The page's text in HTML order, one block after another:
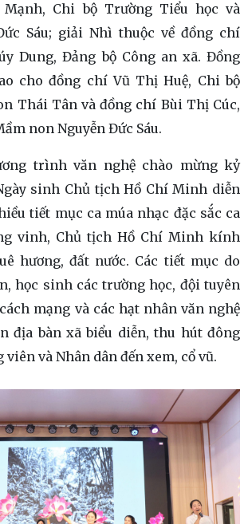
Mạnh, Chi bộ Trường Tiểu học và
Sáu; giải Nhì thuộc về đồng chí
Dung, Đảng bộ Công an xã. Đồng
cho đồng chí Vũ Thị Huệ, Chi bộ
Thái Tân và đồng chí Bùi Thị Cúc,
non Nguyễn Đức Sáu.
trình văn nghệ chào mừng kỷ
sinh Chủ tịch Hồ Chí Minh diễn
tiết mục ca múa nhạc đặc sắc ca
vinh, Chủ tịch Hồ Chí Minh kính
hương, đất nước. Các tiết mục do
học sinh các trường học, đội tuyên
mạng và các hạt nhân văn nghệ
địa bàn xã biểu diễn, thu hút đông
viên và Nhân dân đến xem, cổ vũ.